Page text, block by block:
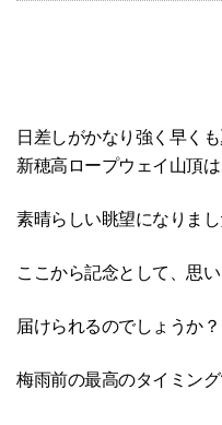
日差しがかなり強く早く
新穂高ロープウェイ山頂
素晴らしい眺望になりまし
ここから記念として、思
届けられるのでしょうか？
梅雨前の最高のタイミング